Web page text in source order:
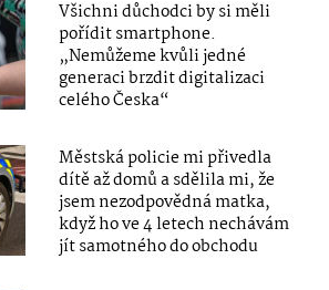
Všichni důchodci by si měli
pořídit smartphone.
„Nemůžeme kvůli jedné
generaci brzdit digitalizaci
celého Česka“
Městská policie mi přivedla
dítě až domů a sdělila mi, že
jsem nezodpovědná matka,
když ho ve 4 letech nechávám
jít samotného do obchodu